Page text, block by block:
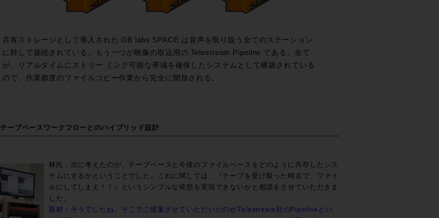
共有ストレージとして導入された GB labs SPACE は音声を取り扱う全てのステーション
に対して接続されている。もう一つが映像の取込用の Telestream Pipeline である。全て
が、リアルタイムにストリー ミング可能な帯域を確保したシステムとして構築されている
ので、作業都度のファイルコピー作業から完全に開放される。
テープベースワークフローとのハイブリッド設計
林氏：次に考えたのが、テープベースと今後のファイルベースをどのように共存したシス
テムにするかということでした。これに関しては、『テープを受け取った時点で、ファイ
ルにしてしまえ！！』というシンプルな発想を実現できないかと相談をさせていただきま
した。
取材：そうでしたね。そこでご提案させていただいたのがTelestream社のPipelineとい